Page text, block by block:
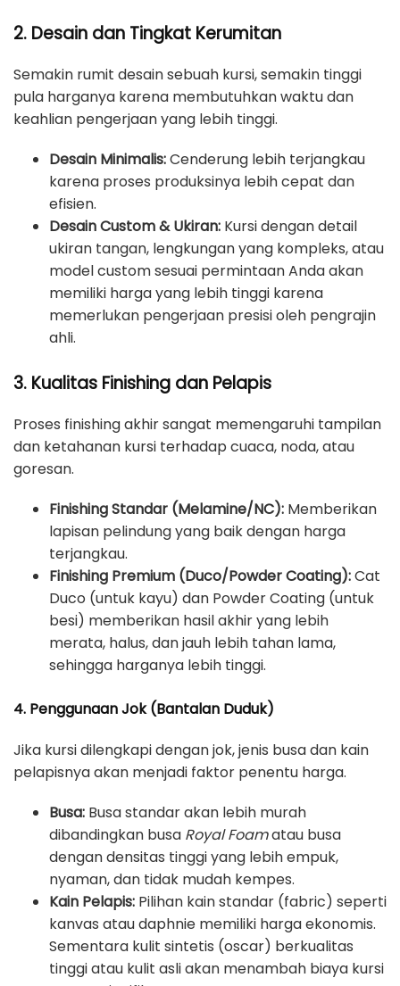
2. Desain dan Tingkat Kerumitan
Semakin rumit desain sebuah kursi, semakin tinggi
pula harganya karena membutuhkan waktu dan
keahlian pengerjaan yang lebih tinggi.
Desain Minimalis:Cenderung lebih terjangkau
karena proses produksinya lebih cepat dan
efisien.
Desain Custom & Ukiran: Kursi dengan detail
ukiran tangan, lengkungan yang kompleks, atau
model custom sesuai permintaan Anda akan
memiliki harga yang lebih tinggi karena
memerlukan pengerjaan presisi oleh pengrajin
ahli.
3. Kualitas Finishing dan Pelapis
Proses finishing akhir sangat memengaruhi tampilan
dan ketahanan kursi terhadap cuaca, noda, atau
goresan.
Finishing Standar (Melamine/NC): Memberikan
lapisan pelindung yang baik dengan harga
terjangkau.
Finishing Premium (Duco/Powder Coating):Cat
Duco (untuk kayu) dan Powder Coating (untuk
besi) memberikan hasil akhir yang lebih
merata, halus, dan jauh lebih tahan lama,
sehingga harganya lebih tinggi.
4. Penggunaan Jok (Bantalan Duduk)
Jika kursi dilengkapi dengan jok, jenis busa dan kain
pelapisnya akan menjadi faktor penentu harga.
Busa: Busa standar akan lebih murah
dibandingkan busa Royal Foamatau busa
dengan densitas tinggi yang lebih empuk,
nyaman, dan tidak mudah kempes.
Kain Pelapis: Pilihan kain standar (fabric) seperti
kanvas atau daphnie memiliki harga ekonomis.
Sementara kulit sintetis (oscar) berkualitas
tinggi atau kulit asli akan menambah biaya kursi